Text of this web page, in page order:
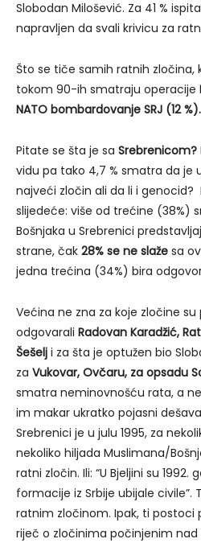
Slobodan Milošević. Za 41 %
napravljen da svali krivicu za
Što se tiče samih ratnih zločina,
tokom 90-ih smatraju operacije
NATO bombardovanje SRJ (12 %).
Pitate se šta je sa Srebrenicom?
vidu pa tako 4,7 % smatra da je
najveći zločin ali da li i genocid?
slijedeće: više od trećine (38%)
Bošnjaka u Srebrenici
strane, čak 28% se ne slaže sa
jedna trećina (34%) bira
Većina ne zna za koje zločine
odgovarali Radovan Karadžić,
Šešelj i za šta je optužen bio
za Vukovar, Ovčaru, za opsadu
smatra neminovnošću rata, a
im makar ukratko pojasni
Srebrenici je u julu 1995, za
nekoliko hiljada Muslimana/
ratni zločin. Ili: “U Bjeljini su 1992.
formacije iz Srbije ubijale civile”.
ratnim zločinom. Ipak, ti postoci
riječ o zločinima počinjenim